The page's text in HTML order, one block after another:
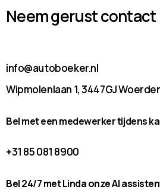
Neem gerust contact
info@autoboeker.nl
Wipmolenlaan 1, 3447GJ
Bel met een medewerker tijdens
+31 85 081 8900
Bel 24/7 met Linda onze AI